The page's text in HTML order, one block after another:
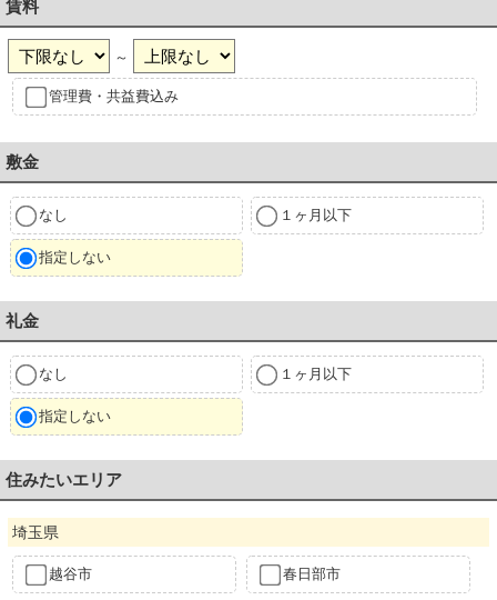
賃料
～
管理費・共益費込み
敷金
なし １ヶ月以下
指定しない
礼金
なし １ヶ月以下
指定しない
住みたいエリア
埼玉県
越谷市 春日部市